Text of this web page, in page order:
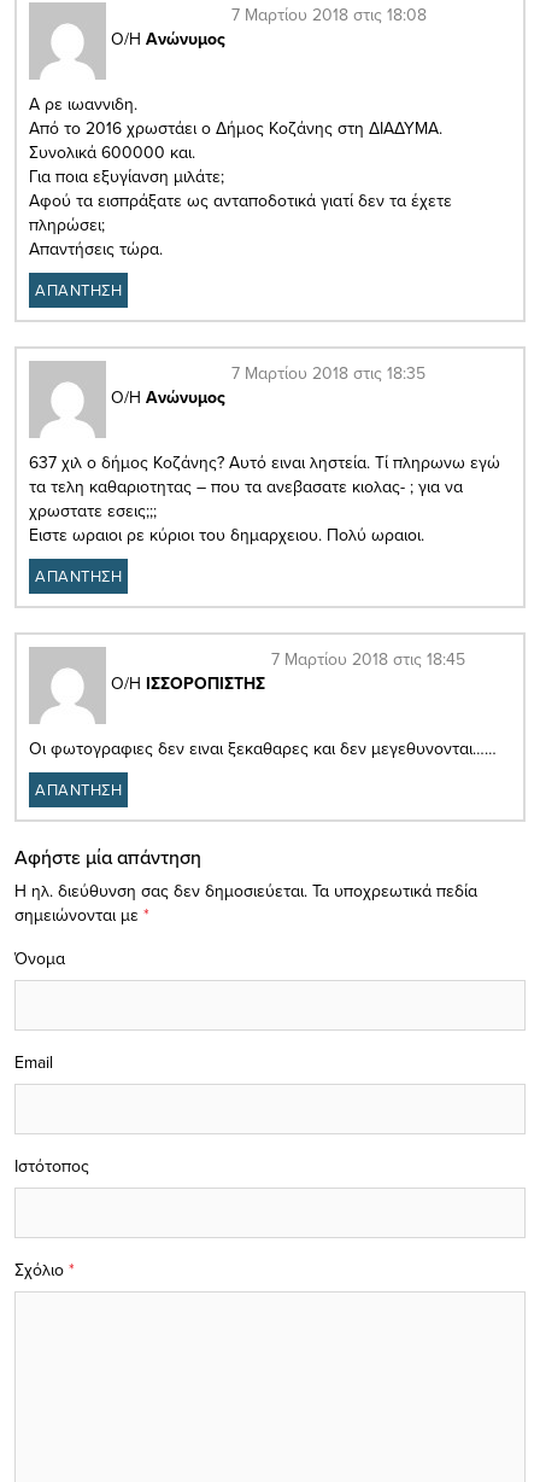
Ο/Η Ανώνυμος
7 Μαρτίου 2018 στις 18:08
Α ρε ιωαννιδη.
Από το 2016 χρωστάει ο Δήμος Κοζάνης στη ΔΙΑΔΥΜΑ.
Συνολικά 600000 και.
Για ποια εξυγίανση μιλάτε;
Αφού τα εισπράξατε ως ανταποδοτικά γιατί δεν τα έχετε
πληρώσει;
Απαντήσεις τώρα.
ΑΠΑΝΤΗΣΗ
Ο/Η Ανώνυμος
7 Μαρτίου 2018 στις 18:35
637 χιλ ο δήμος Κοζάνης? Αυτό ειναι ληστεία. Τί πληρωνω εγώ
τα τελη καθαριοτητας – που τα ανεβασατε κιολας- ; για να
χρωστατε εσεις;;;
Ειστε ωραιοι ρε κύριοι του δημαρχειου. Πολύ ωραιοι.
ΑΠΑΝΤΗΣΗ
Ο/Η ΙΣΣΟΡΟΠΙΣΤΗΣ
7 Μαρτίου 2018 στις 18:45
Οι φωτογραφιες δεν ειναι ξεκαθαρες και δεν μεγεθυνονται……
ΑΠΑΝΤΗΣΗ
Αφήστε μία απάντηση
Η ηλ. διεύθυνση σας δεν δημοσιεύεται. Τα υποχρεωτικά πεδία
σημειώνονται με *
Σχόλιο *
Όνομα
Email
Ιστότοπος